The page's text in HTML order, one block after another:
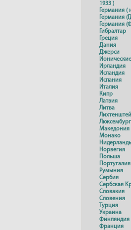
1933 )
Германия (
Германия
Германия
Гибралтар
Греция
Дания
Джерси
Ирландия
Исландия
Испания
Италия
Кипр
Латвия
Литва
Люксембург
Македония
Монако
Норвегия
Польша
Португалия
Румыния
Сербия
Сербская
Словакия
Словения
Турция
Украина
Финляндия
Франция